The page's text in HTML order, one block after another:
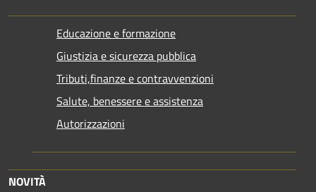
Educazione e formazione
Giustizia e sicurezza pubblica
Tributi,finanze e contravvenzioni
Salute, benessere e assistenza
Autorizzazioni
NOVITÀ